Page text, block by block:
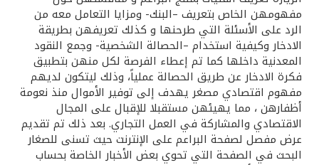
اتصل بنا
مواقع الفروع وأجهزة الصرف الآلي
ألمانيا
ماليزيا
مفهومهن الخاص بتعريف –البنك- ومزايا التعامل معه من
الرد على الأسئلة التي طرحنها و كذلك تعريفهن بطريقة
الادخار وكيفية استخدام –الحصالة الشخصية- وجمع النقود
المعدنية داخلها كما تم إعطاء الفرصة لكل منهن بتطبيق
فكرة الادخار عن طريق الحصالة عملياً، وذلك ليتكون لديهم
مفهوم اقتصادي مصغر يهدف إلى توفير الأموال منذ نعومة
أظفارهن ، مما يهيئهن مستقبلا للإقبال على المجال
الاقتصادي والمشاركة في العمل التجاري. بعد ذلك تم تقديم
عرض مفصل لصفحة البراعم على الإنترنت حيث تسنى للصغار
البحث في الصفحة التي تحوي بعض الأخبار الخاصة بحساب